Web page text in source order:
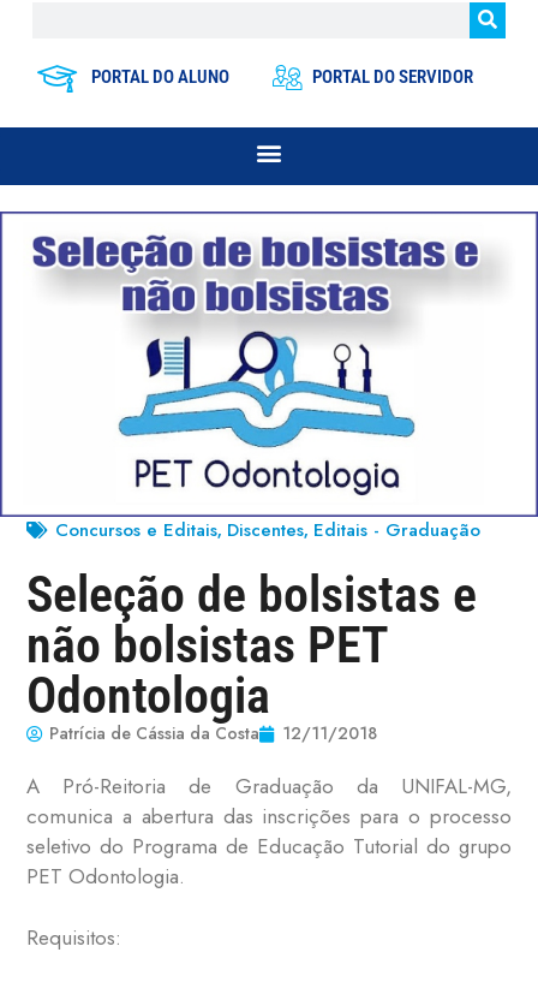
PORTAL DO ALUNO PORTAL DO SERVIDOR
Concursos e Editais, Discentes, Editais - Graduação
Seleção de bolsistas e
não bolsistas PET
Odontologia
Patrícia de Cássia da Costa 12/11/2018
A Pró-Reitoria de Graduação da UNIFAL-MG,
comunica a abertura das inscrições para o processo
seletivo do Programa de Educação Tutorial do grupo
PET Odontologia.
Requisitos: